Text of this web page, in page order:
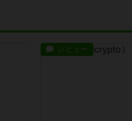
レビュー